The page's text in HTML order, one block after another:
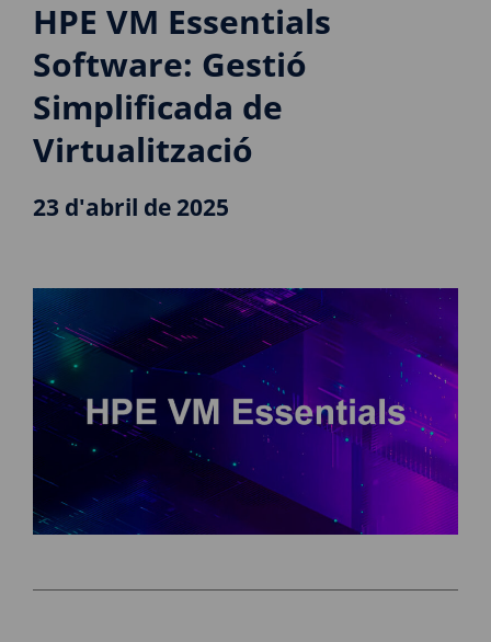
HPE VM Essentials
Software: Gestió
Simplificada de
Virtualització
23 d'abril de 2025